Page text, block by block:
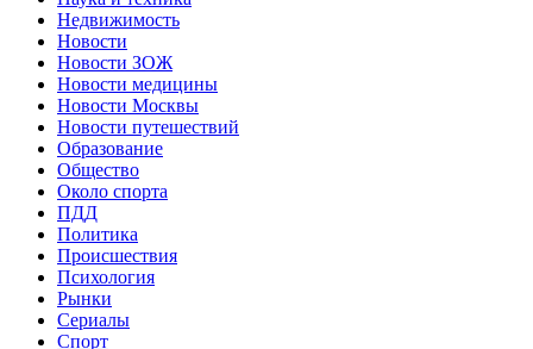
Недвижимость
Новости
Новости ЗОЖ
Новости медицины
Новости Москвы
Новости путешествий
Образование
Общество
Около спорта
ПДД
Политика
Происшествия
Психология
Рынки
Сериалы
Спорт